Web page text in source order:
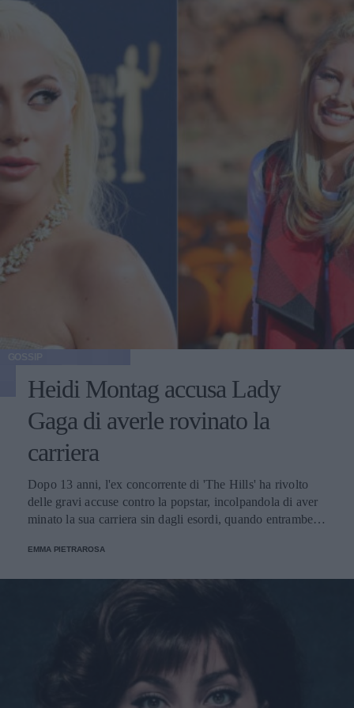
Heidi Montag accusa Lady
Gaga di averle rovinato la
carriera
Dopo 13 anni, l'ex concorrente di 'The Hills' ha rivolto
delle gravi accuse contro la popstar, incolpandola di aver
minato la sua carriera sin dagli esordi, quando entrambe
EMMA PIETRAROSA